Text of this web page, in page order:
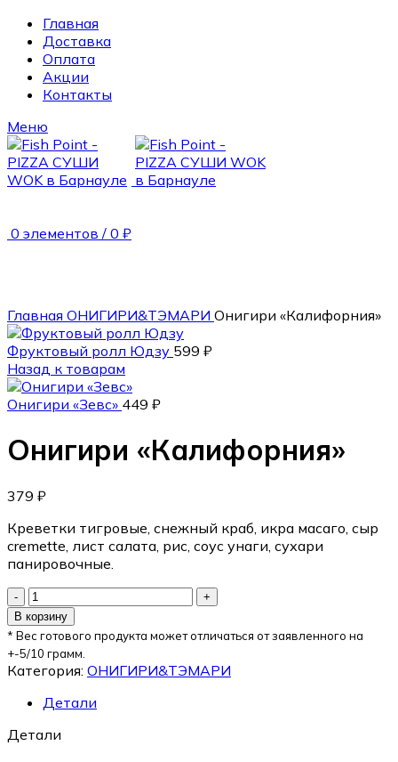
Главная
Доставка
Оплата
Акции
Контакты
Меню
0 элементов / 0 ₽
Главная ОНИГИРИ&ТЭМАРИ Онигири «Калифорния»
Фруктовый ролл Юдзу 599 ₽
Назад к товарам
Онигири «Зевс» 449 ₽
Онигири «Калифорния»
379 ₽
Креветки тигровые, снежный краб, икра масаго, сыр
cremette, лист салата, рис, соус унаги, сухари
панировочные.
В корзину
* Вес готового продукта может отличаться от заявленного на
+-5/10 грамм.
Категория: ОНИГИРИ&ТЭМАРИ
Детали
Детали